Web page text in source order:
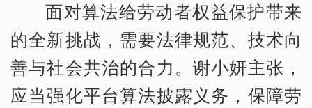
面对算法给劳动者权益保护带来
的全新挑战，需要法律规范、技术向
善与社会共治的合力。谢小妍主张，
应当强化平台算法披露义务，保障劳